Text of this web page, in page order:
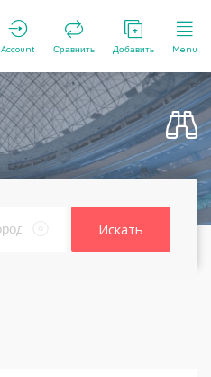
Account Сравнить Добавить Menu
Искать